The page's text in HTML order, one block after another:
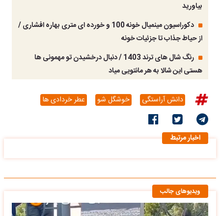
بیاورید
دکوراسیون مینمیال خونه 100 و خورده ای متری بهاره افشاری /
از حیاط جذاب تا جزئیات خونه
رنگ شال های ترند 1403 / دنبال درخشیدن تو مهمونی ها
هستی این شالا به هر مانتویی میاد
دانش آراستگی خوشگل شو عطر خردادی ها
اخبار مرتبط
ویدیوهای جالب